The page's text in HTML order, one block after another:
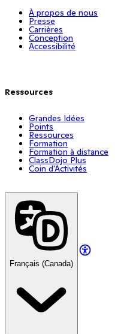
À propos de nous
Presse
Carrières
Conception
Accessibilité
Ressources
Grandes Idées
Points
Ressources
Formation
Formation à distance
ClassDojo Plus
Coin d'Activités
Français (Canada)